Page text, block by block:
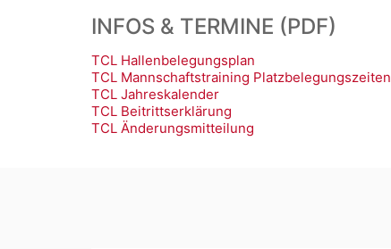
INFOS & TERMINE (PDF)
TCL Hallenbelegungsplan
TCL Mannschaftstraining Platzbelegungszeiten
TCL Jahreskalender
TCL Beitrittserklärung
TCL Änderungsmitteilung